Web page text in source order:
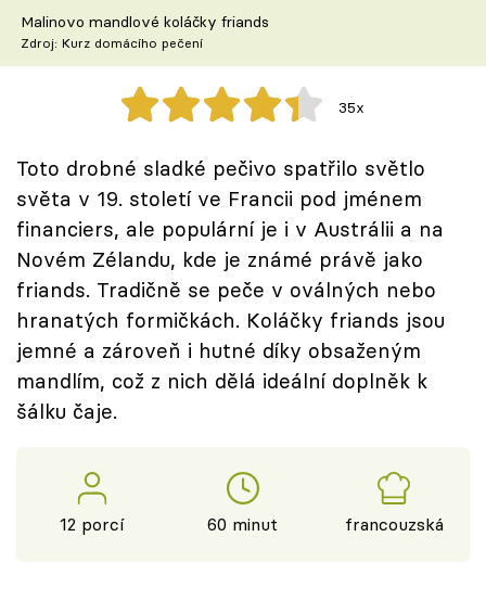
Recepty z TV
Speciál: Cuketa
Těhotnej kuchař
Sledujte prima+
Přihlášení
Sledujte nás
Malinovo mandlové koláčky friands
Zdroj: Kurz domácího pečení
35x
Toto drobné sladké pečivo spatřilo světlo
světa v 19. století ve Francii pod jménem
financiers, ale populární je i v Austrálii a na
Novém Zélandu, kde je známé právě jako
friands. Tradičně se peče v oválných nebo
hranatých formičkách. Koláčky friands jsou
jemné a zároveň i hutné díky obsaženým
mandlím, což z nich dělá ideální doplněk k
šálku čaje.
12 porcí 60 minut francouzská